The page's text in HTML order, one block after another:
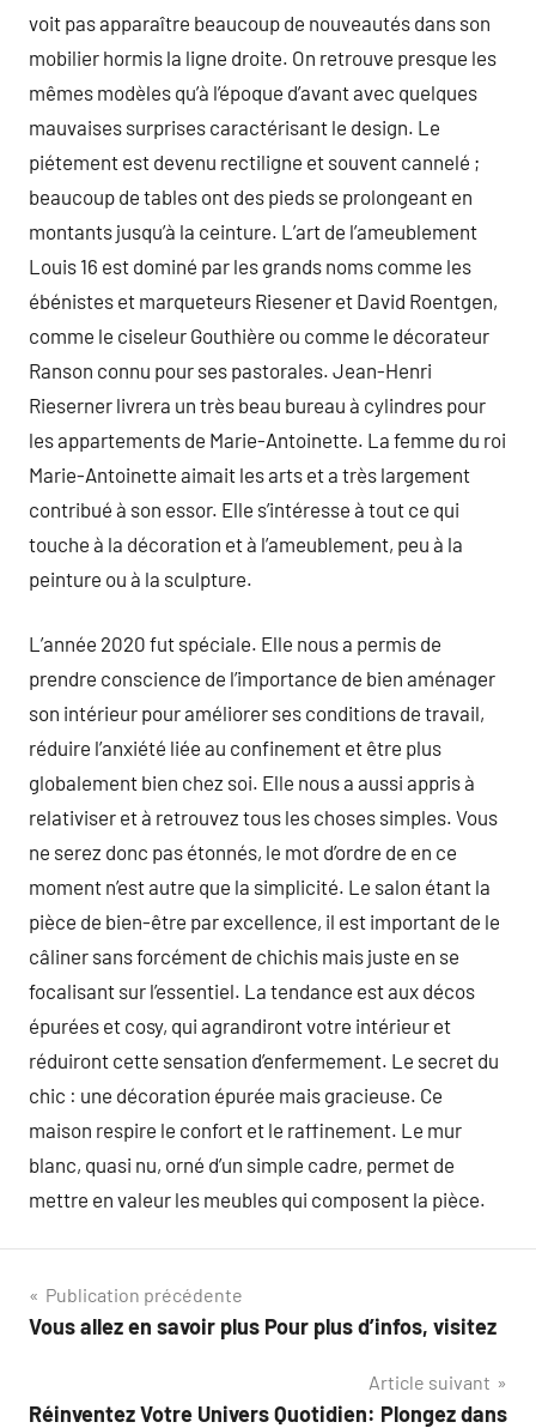
voit pas apparaître beaucoup de nouveautés dans son
mobilier hormis la ligne droite. On retrouve presque les
mêmes modèles qu’à l’époque d’avant avec quelques
mauvaises surprises caractérisant le design. Le
piétement est devenu rectiligne et souvent cannelé ;
beaucoup de tables ont des pieds se prolongeant en
montants jusqu’à la ceinture. L’art de l’ameublement
Louis 16 est dominé par les grands noms comme les
ébénistes et marqueteurs Riesener et David Roentgen,
comme le ciseleur Gouthière ou comme le décorateur
Ranson connu pour ses pastorales. Jean-Henri
Rieserner livrera un très beau bureau à cylindres pour
les appartements de Marie-Antoinette. La femme du roi
Marie-Antoinette aimait les arts et a très largement
contribué à son essor. Elle s’intéresse à tout ce qui
touche à la décoration et à l’ameublement, peu à la
peinture ou à la sculpture.
L’année 2020 fut spéciale. Elle nous a permis de
prendre conscience de l’importance de bien aménager
son intérieur pour améliorer ses conditions de travail,
réduire l’anxiété liée au confinement et être plus
globalement bien chez soi. Elle nous a aussi appris à
relativiser et à retrouvez tous les choses simples. Vous
ne serez donc pas étonnés, le mot d’ordre de en ce
moment n’est autre que la simplicité. Le salon étant la
pièce de bien-être par excellence, il est important de le
câliner sans forcément de chichis mais juste en se
focalisant sur l’essentiel. La tendance est aux décos
épurées et cosy, qui agrandiront votre intérieur et
réduiront cette sensation d’enfermement. Le secret du
chic : une décoration épurée mais gracieuse. Ce
maison respire le confort et le raffinement. Le mur
blanc, quasi nu, orné d’un simple cadre, permet de
mettre en valeur les meubles qui composent la pièce.
Navigation
de
Publication précédente
Vous allez en savoir plus Pour plus d’infos, visitez
Article suivant
Réinventez Votre Univers Quotidien: Plongez dans